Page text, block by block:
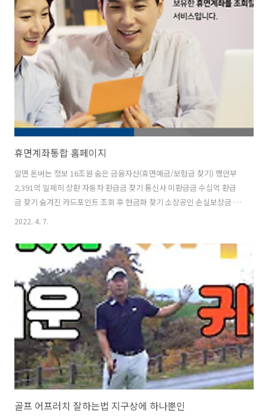
식 과정이 인사청문회의 최대 쟁점이 될 것으로 보입니다. ● 대통령직
인수위원회가 정부조직 개편을 새 정부 출범 이후로 미루기로 했습니다.
이에 따라 여성가족부 장관을 비롯한 내각 인선 역시 기존 정부 조직에
맞춰 속속 발표될 예정입니다. 여소야대 정국을 고려한 속도조절로 해석
됩..
휴면계좌통합 홈페이지
알면 돈버는 정보 16조원 숨은 금융자산(휴면예금/보험금 찾기) 행안부
2,391억 일제히 상환 자동차 환급금 찾기 통신사 미환급금 수십억 환급
금 찾기 숨겨진 카드포인트 조회 후 현금화 찾기 소상공인 손실보상금 찾
기 최저금리로 대출하는 방법 총정리 교육급여 교육비 학습특별지원금
면계좌통합조회 방법 확인해서 숨어있는 돈 찾아보자 라는 내용으로 설
명드리기 있습니다.여러은행을 이용하다가 보면 어떤 계좌는 휴면상태
가 되기 마련인데요.아래에서 휴면계좌가 있는지를 찾아볼 수 있는 휴면
계좌통합조회 하는 방법에 대해 설명 드리겠습니다. 먼저 아래에서 숨어
있는 돈을 조회하기 위해 휴면계좌통합 홈페이지 접속하시면 됩니다. 1.
개인정보 입력하기(이름, 주..
2022. 4. 7.
골프 어프러치 잘하는법 지구상에 하나뿐인